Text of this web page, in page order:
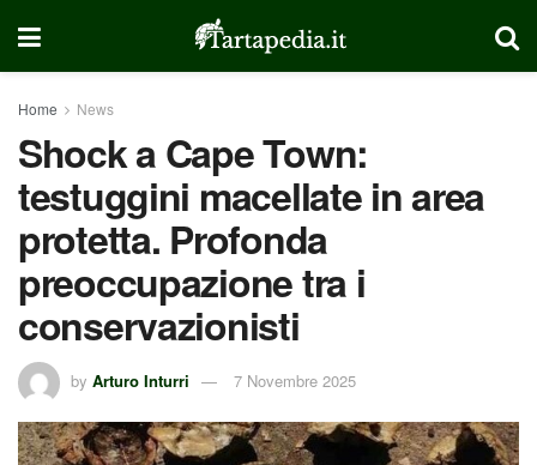
Home News
Shock a Cape Town:
testuggini macellate in area
protetta. Profonda
preoccupazione tra i
conservazionisti
by Arturo Inturri 7 Novembre 2025